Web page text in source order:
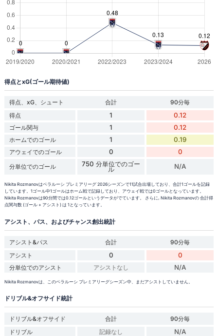
得点とxG(ゴール期待値)
得点、xG、シュート 合計
90分毎
得点
1 0.12
ゴール関与 1 0.12
ホームでのゴール 1 0.19
アウェイでのゴール 0 0
分単位でのゴール 750 分単位でのゴー
ル N/A
Nikita Rozmanovはベラルーシ プレミアリーグ 2026シーズンで11試合出場しており、合計1ゴールを記録
しています。1ゴール中1ゴールはホーム戦で記録しており、アウェイ戦では0ゴールとなっています。
Nikita Rozmanovは90分間では0.12ゴールというデータがでています。 さらに, Nikita Rozmanovの 合計得
点関与数 (ゴール + アシスト) は 1となっています。
アシスト、パス、およびチャンス創出統計
アシスト&パス 合計
90分毎
アシスト
0 0
分単位でのアシスト アシストなし N/A
Nikita Rozmanovは、このベラルーシ プレミアリーグシーズン中、まだアシストしていません。
ドリブル&オフサイド統計
ドリブル&オフサイド 合計
90分毎
ドリブル
記録なし N/A